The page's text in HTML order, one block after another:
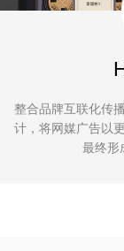
整合品牌互联化传
计，将网媒广告以
最终形